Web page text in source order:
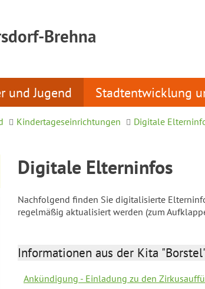
Brehna
und Jugend Stadtentwicklung
Kindertageseinrichtungen Digitale
Digitale Elterninfos
Nachfolgend finden Sie digitalisierte
regelmäßig aktualisiert werden (zum
Informationen aus der Kita
Ankündigung - Einladung zu den